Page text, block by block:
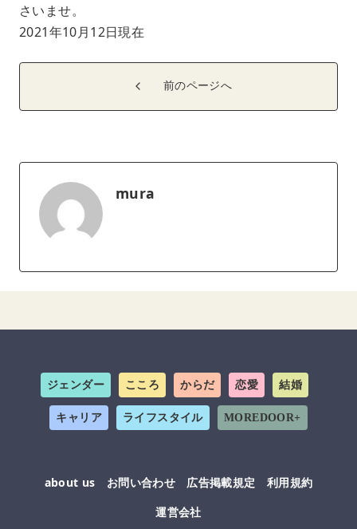
さいませ。
2021年10月12日現在
前のページへ
mura
ジェンダー こころ からだ 恋愛 結婚
キャリア ライフスタイル MOREDOOR+
about us お問い合わせ 広告掲載規定
利用規約
運営会社